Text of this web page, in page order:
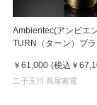
Ambientec(アンビエ
TURN（ターン）ブ
￥61,000 (税込 ￥
二子玉川 蔦屋家電